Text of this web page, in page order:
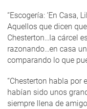
“Escogería: ‘En Casa,
Aquellos que dicen
Chesterton…la cárcel
razonando…en casa
comparando lo que
“Chesterton habla por
habían sido unos
siempre llena de